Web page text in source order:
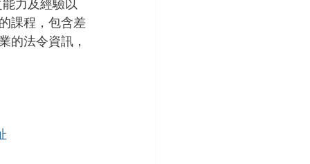
課程，包含差
的法令資訊，